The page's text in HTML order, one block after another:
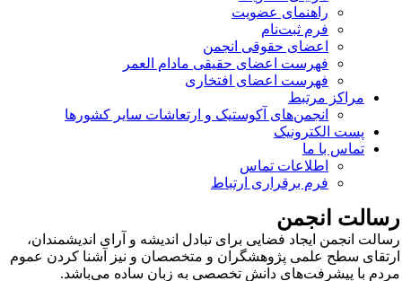
راهنمای عضویت
فرم ثبت‌نام
اعضای حقوقی انجمن
فهرست اعضای حقیقی مادام‌ العمر
فهرست اعضای افتخاری
مراکز مرتبط
انجمن‌های آکوستیک و ارتعاشات سایر کشورها
پست الکترونیک
تماس با ما
اطلاعات تماس
فرم برقراری ارتباط
انجمن
انجمن ایجاد فضایی برای تبادل اندیشه و آرای اندیشمندان،
سطح علمی پژوهشگران و متخصصان و نیز آشنا کردن عموم
با پیشرفت‌های دانش تخصصی به زبان ساده می‌باشد.